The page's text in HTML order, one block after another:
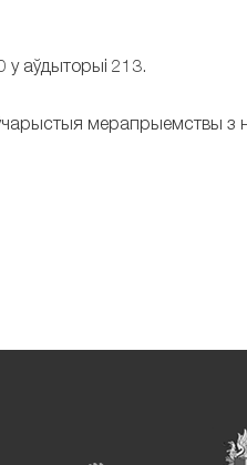
аўдыторыі 213.
ўчарыстыя мерапрыемствы з